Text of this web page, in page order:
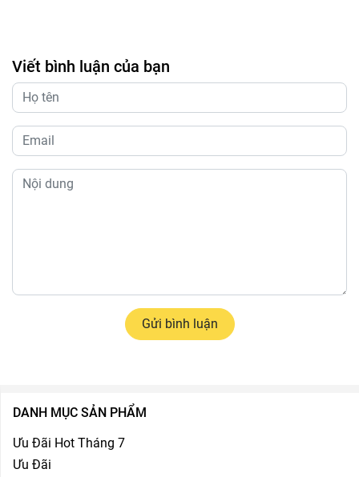
Viết bình luận của bạn
Gửi bình luận
DANH MỤC SẢN PHẨM
Ưu Đãi Hot Tháng 7
Ưu Đãi